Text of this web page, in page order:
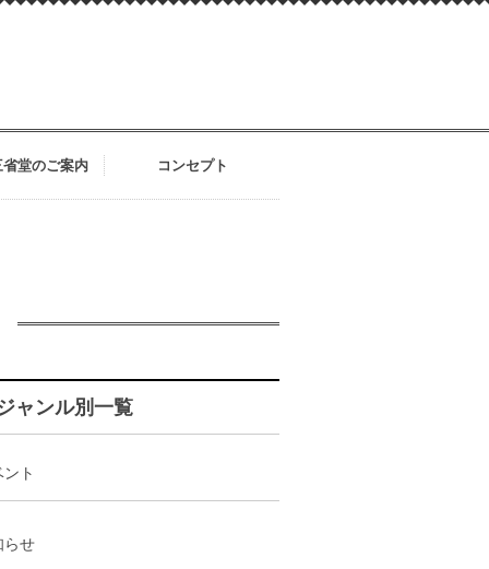
省堂のご案内 コンセプト
ャンル別一覧
ント
らせ